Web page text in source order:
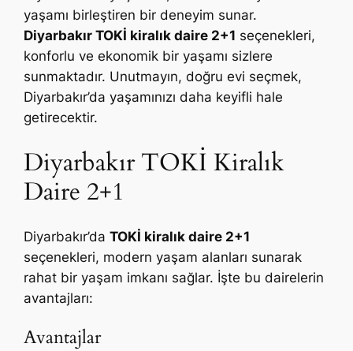
yaşamı birleştiren bir deneyim sunar.
Diyarbakır TOKİ kiralık daire 2+1 seçenekleri,
konforlu ve ekonomik bir yaşamı sizlere
sunmaktadır. Unutmayın, doğru evi seçmek,
Diyarbakır’da yaşamınızı daha keyifli hale
getirecektir.
Diyarbakır TOKİ Kiralık
Daire 2+1
Diyarbakır’daTOKİ kiralık daire 2+1
seçenekleri, modern yaşam alanları sunarak
rahat bir yaşam imkanı sağlar. İşte bu dairelerin
avantajları:
Avantajlar